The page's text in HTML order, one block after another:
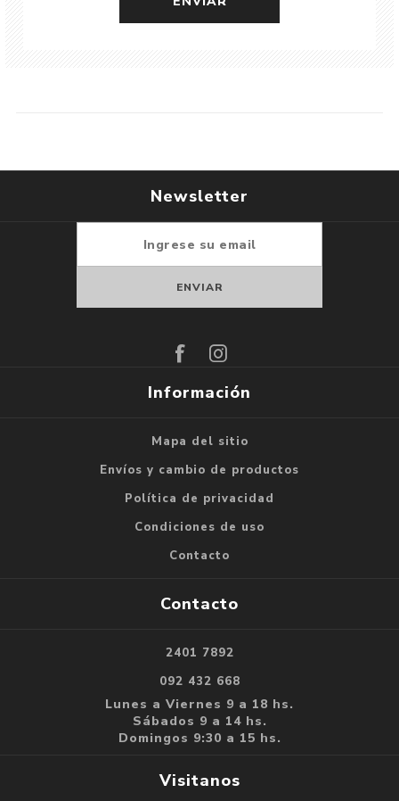
Newsletter
Información
Mapa del sitio
Envíos y cambio de productos
Política de privacidad
Condiciones de uso
Contacto
Contacto
2401 7892
092 432 668
Lunes a Viernes 9 a 18 hs.
Sábados 9 a 14 hs.
Domingos 9:30 a 15 hs.
Visitanos